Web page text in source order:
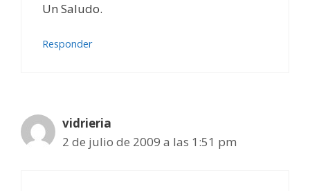
Un Saludo.
Responder
vidrieria
2 de julio de 2009 a las 1:51 pm